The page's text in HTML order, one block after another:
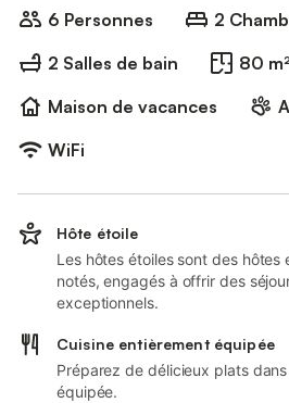
6 Personnes
2
2 Salles de bain
80 m²
Maison de vacances
WiFi
Hôte étoile
Les hôtes étoiles sont des
notés, engagés à offrir des
exceptionnels.
Cuisine entièrement équipée
Préparez de délicieux plats
équipée.